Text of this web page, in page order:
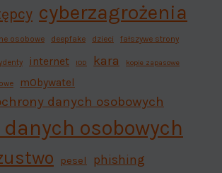
cyberzagrożenia
osobowe deepfake dzieci fałszywe strony
internet IOD kara kopie zapasowe
mObywatel
danych osobowych
osobowych
pesel phishing